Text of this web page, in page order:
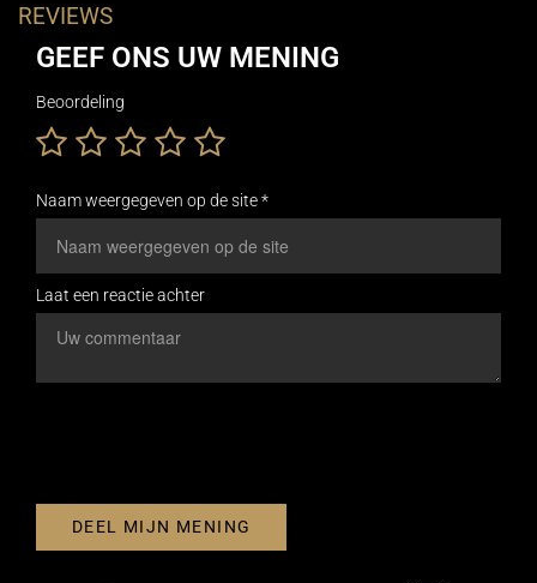
REVIEWS
GEEF ONS UW MENING
Beoordeling
Naam weergegeven op de site *
Laat een reactie achter
DEEL MIJN MENING